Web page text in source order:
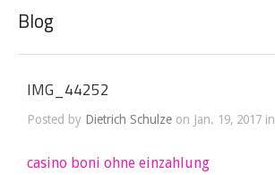
Blog
IMG_44252
Posted by Dietrich Schulze on Jan. 19, 2017 in
casino boni ohne einzahlung